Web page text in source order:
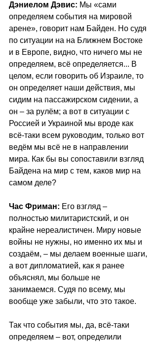
Дэниелом Дэвис: Мы «сами
определяем события на мировой
арене», говорит нам Байден. Но судя
по ситуации на на Ближнем Востоке
и в Европе, видно, что ничего мы не
определяем, всё определяется... В
целом, если говорить об Израиле, то
он определяет наши действия, мы
сидим на пассажирском сидении, а
он – за рулём; а вот в ситуации с
Россией и Украиной мы вроде как
всё-таки всем руководим, только вот
ведём мы всё не в направлении
мира. Как бы вы сопоставили взгляд
Байдена на мир с тем, каков мир на
самом деле?
Час Фриман: Его взгляд –
полностью милитаристский, и он
крайне нереалистичен. Миру новые
войны не нужны, но именно их мы и
создаём, – мы делаем военные шаги,
а вот дипломатией, как я ранее
объяснял, мы больше не
занимаемся. Судя по всему, мы
вообще уже забыли, что это такое.
Так что события мы, да, всё-таки
определяем – вот, определили